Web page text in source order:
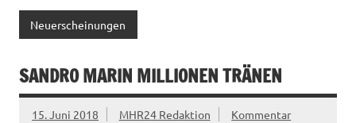
Neuerscheinungen
SANDRO MARIN MILLIONEN TRÄNEN
15. Juni 2018 MHR24 Redaktion
Kommentar